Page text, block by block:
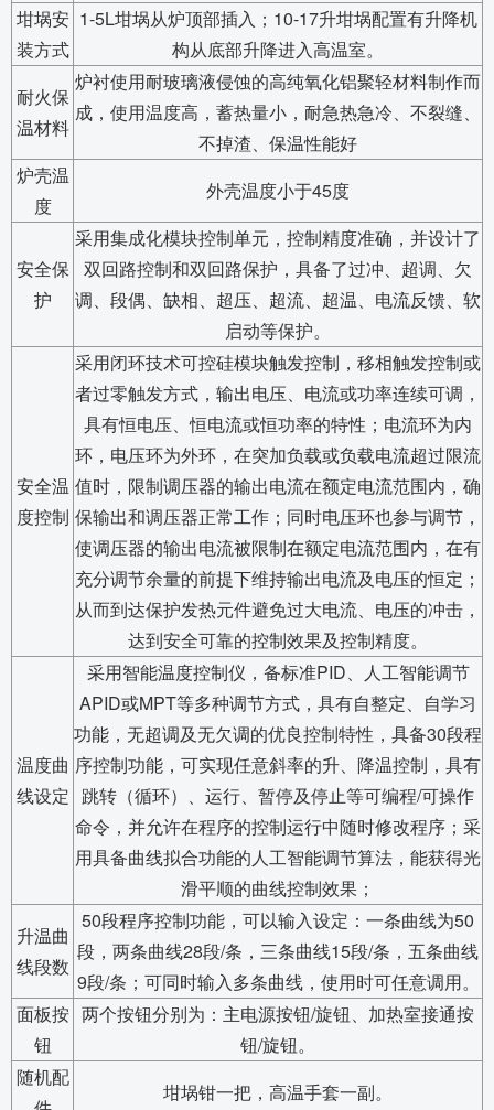
坩埚安
装方式
1-5L坩埚从炉顶部插入；10-17升坩埚配置有升降机
构从底部升降进入高温室。
耐火保
温材料
炉衬使用耐玻璃液侵蚀的高纯氧化铝聚轻材料制作而
成，使用温度高，蓄热量小，耐急热急冷、不裂缝、
不掉渣、保温性能好
炉壳温
度
外壳温度小于45度
安全保
护
采用集成化模块控制单元，控制精度准确，并设计了
双回路控制和双回路保护，具备了过冲、超调、欠
调、段偶、缺相、超压、超流、超温、电流反馈、软
启动等保护。
安全温
度控制
采用闭环技术可控硅模块触发控制，移相触发控制或
者过零触发方式，输出电压、电流或功率连续可调，
具有恒电压、恒电流或恒功率的特性；电流环为内
环，电压环为外环，在突加负载或负载电流超过限流
值时，限制调压器的输出电流在额定电流范围内，确
保输出和调压器正常工作；同时电压环也参与调节，
使调压器的输出电流被限制在额定电流范围内，在有
充分调节余量的前提下维持输出电流及电压的恒定；
从而到达保护发热元件避免过大电流、电压的冲击，
达到安全可靠的控制效果及控制精度。
温度曲
线设定
采用智能温度控制仪，备标准PID、人工智能调节
APID或MPT等多种调节方式，具有自整定、自学习
功能，无超调及无欠调的优良控制特性，具备30段程
序控制功能，可实现任意斜率的升、降温控制，具有
跳转（循环）、运行、暂停及停止等可编程/可操作
命令，并允许在程序的控制运行中随时修改程序；采
用具备曲线拟合功能的人工智能调节算法，能获得光
滑平顺的曲线控制效果；
升温曲
线段数
50段程序控制功能，可以输入设定：一条曲线为50
段，两条曲线28段/条，三条曲线15段/条，五条曲线
9段/条；可同时输入多条曲线，使用时可任意调用。
面板按
钮
两个按钮分别为：主电源按钮/旋钮、加热室接通按
钮/旋钮。
随机配
坩埚钳一把，高温手套一副。